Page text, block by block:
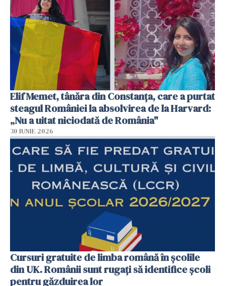
Elif Memet, tânăra din Constanța, care a purtat
steagul României la absolvirea de la Harvard:
„Nu a uitat niciodată de România"
30 IUNIE 2026
Cursuri gratuite de limba română în școlile
din UK. Românii sunt rugați să identifice școli
pentru găzduirea lor